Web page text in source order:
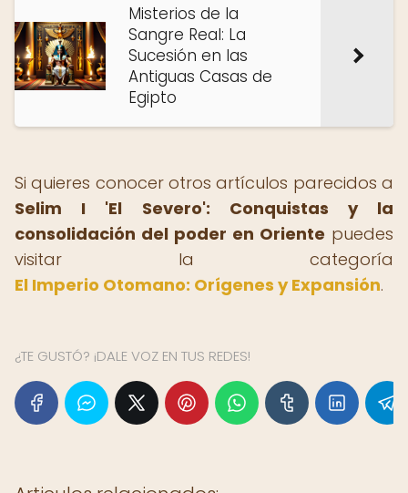
Misterios de la
Sangre Real: La
Sucesión en las
Antiguas Casas de
Egipto
Si quieres conocer otros artículos parecidos a
Selim I 'El Severo': Conquistas y la
consolidación del poder en Oriente puedes
visitar la categoría
El Imperio Otomano: Orígenes y Expansión.
¿TE GUSTÓ? ¡DALE VOZ EN TUS REDES!